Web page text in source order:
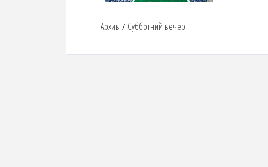
Архив / Субботний вечер